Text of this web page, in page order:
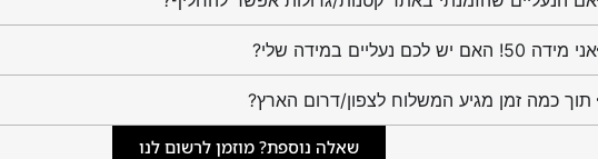
אני מידה 50! האם יש לכם נעליים במידה שלי?
תוך כמה זמן מגיע המשלוח לצפון/דרום הארץ?
שאלה נוספת? מוזמן לרשום לנו